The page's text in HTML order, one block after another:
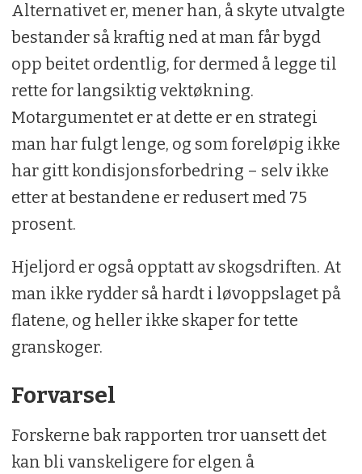
Alternativet er, mener han, å skyte utvalgte
bestander så kraftig ned at man får bygd
opp beitet ordentlig, for dermed å legge til
rette for langsiktig vektøkning.
Motargumentet er at dette er en strategi
man har fulgt lenge, og som foreløpig ikke
har gitt kondisjonsforbedring – selv ikke
etter at bestandene er redusert med 75
prosent.
Hjeljord er også opptatt av skogsdriften. At
man ikke rydder så hardt i løvoppslaget på
flatene, og heller ikke skaper for tette
granskoger.
Forvarsel
Forskerne bak rapporten tror uansett det
kan bli vanskeligere for elgen å